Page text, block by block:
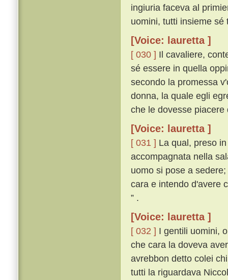
ingiuria faceva al
uomini, tutti insieme
[Voice: lauretta ]
[ 030 ] Il cavaliere,
sé essere in quella
secondo la promessa
donna, la quale egli
che le dovesse
[Voice: lauretta ]
[ 031 ] La qual, preso
accompagnata nella
uomo si pose a
cara e intendo d'avere
” .
[Voice: lauretta ]
[ 032 ] I gentili uomini,
che cara la doveva
avrebbon detto colei
tutti la riguardava